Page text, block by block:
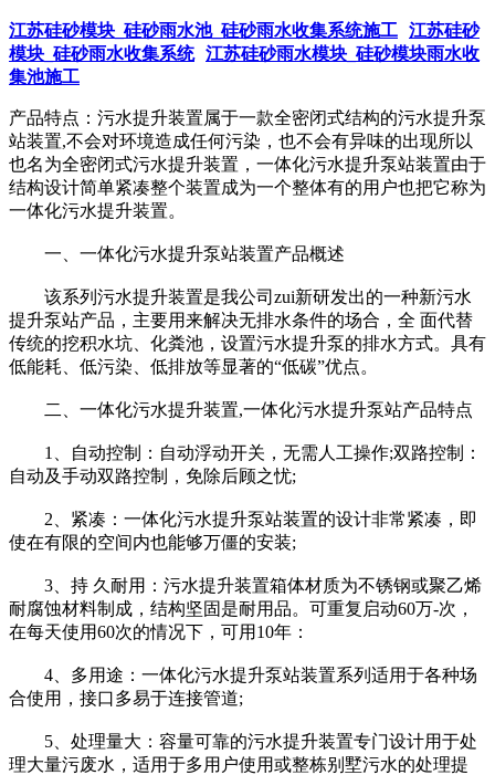
江苏硅砂模块_硅砂雨水池_硅砂雨水收集系统施工 江苏硅砂
模块_硅砂雨水收集系统 江苏硅砂雨水模块_硅砂模块雨水收
集池施工
产品特点：污水提升装置属于一款全密闭式结构的污水提升泵
站装置,不会对环境造成任何污染，也不会有异味的出现所以
也名为全密闭式污水提升装置，一体化污水提升泵站装置由于
结构设计简单紧凑整个装置成为一个整体有的用户也把它称为
一体化污水提升装置。
一、一体化污水提升泵站装置产品概述
该系列污水提升装置是我公司zui新研发出的一种新污水
提升泵站产品，主要用来解决无排水条件的场合，全 面代替
传统的挖积水坑、化粪池，设置污水提升泵的排水方式。具有
低能耗、低污染、低排放等显著的“低碳”优点。
二、一体化污水提升装置,一体化污水提升泵站产品特点
1、自动控制：自动浮动开关，无需人工操作;双路控制：
自动及手动双路控制，免除后顾之忧;
2、紧凑：一体化污水提升泵站装置的设计非常紧凑，即
使在有限的空间内也能够万僵的安装;
3、持 久耐用：污水提升装置箱体材质为不锈钢或聚乙烯
耐腐蚀材料制成，结构坚固是耐用品。可重复启动60万-次，
在每天使用60次的情况下，可用10年：
4、多用途：一体化污水提升泵站装置系列适用于各种场
合使用，接口多易于连接管道;
5、处理量大：容量可靠的污水提升装置专门设计用于处
理大量污废水，适用于多用户使用或整栋别墅污水的处理提